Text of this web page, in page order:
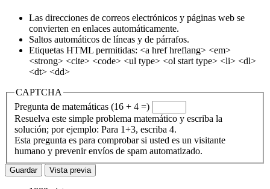
Las direcciones de correos electrónicos y páginas web se
convierten en enlaces automáticamente.
Saltos automáticos de líneas y de párrafos.
Etiquetas HTML permitidas: <a href hreflang> <em>
<strong> <cite> <code> <ul type> <ol start type> <li> <dl>
<dt> <dd>
CAPTCHA
Pregunta de matemáticas (16 + 4 =)
Resuelva este simple problema matemático y escriba la
solución; por ejemplo: Para 1+3, escriba 4.
Esta pregunta es para comprobar si usted es un visitante
humano y prevenir envíos de spam automatizado.